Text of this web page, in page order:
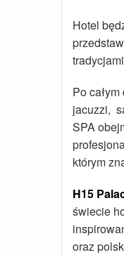
Hotel
Po
jacuzzi,
SPA
którym
H15
świecie
oraz